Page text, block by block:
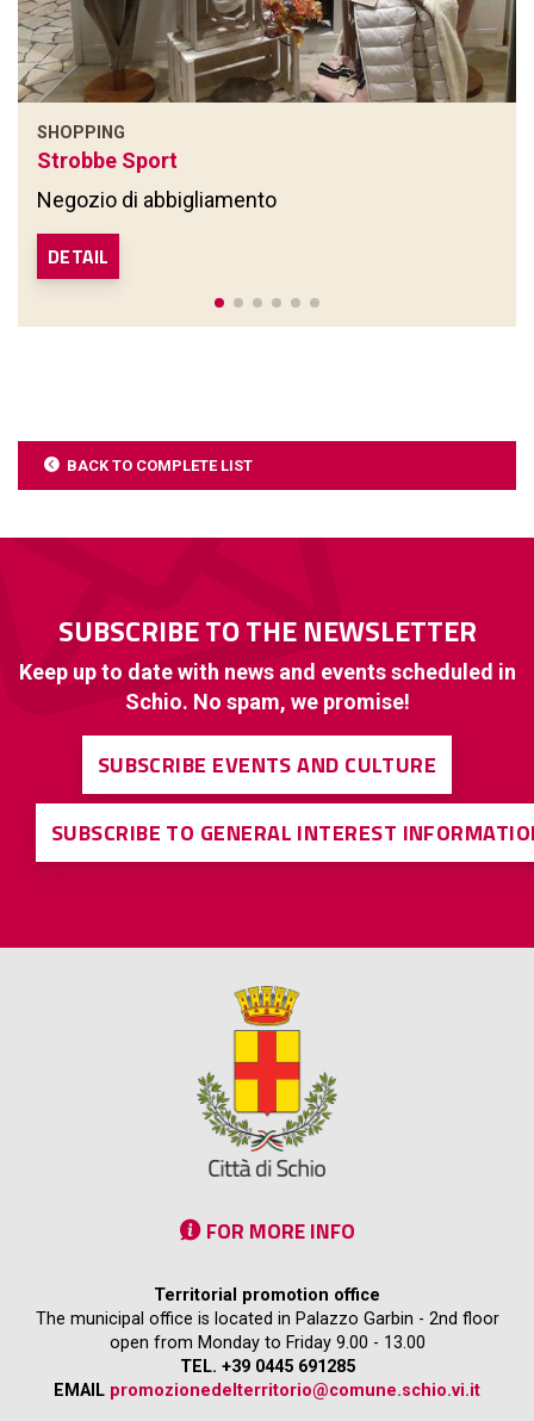
SHOPPING
Strobbe Sport
Negozio di abbigliamento
DETAIL
BACK TO COMPLETE LIST
SUBSCRIBE TO THE NEWSLETTER
Keep up to date with news and events scheduled in
Schio. No spam, we promise!
SUBSCRIBE EVENTS AND CULTURE
SUBSCRIBE TO GENERAL INTEREST
FOR MORE INFO
Territorial promotion office
The municipal office is located in Palazzo Garbin - 2nd floor
open from Monday to Friday 9.00 - 13.00
TEL. +39 0445 691285
EMAIL promozionedelterritorio@comune.schio.vi.it